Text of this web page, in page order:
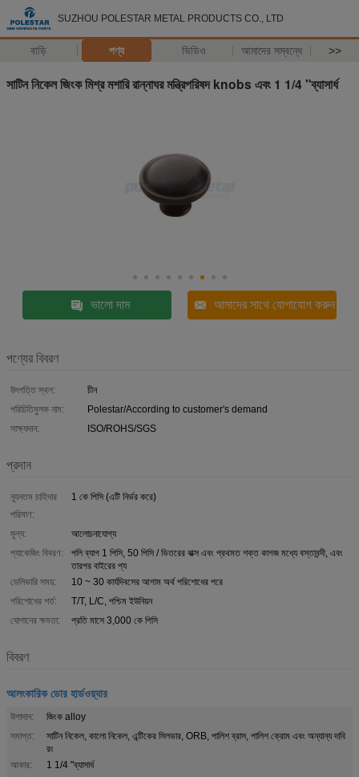
SUZHOU POLESTAR METAL PRODUCTS CO., LTD
বাড়ি পণ্য ভিডিও আমাদের সম্বন্ধে >>
সাটিন নিকেল জিংক মিশ্র মশারি রান্নাঘর মন্ত্রিপরিষদ knobs এবং 1 1/4 "ব্যাসার্ধ
ভালো দাম আমাদের সাথে যোগাযোগ করুন
পণ্যের বিবরণ
উৎপত্তি স্থল:
চীন
পরিচিতিমুলক নাম:
Polestar/According to customer's demand
সাক্ষ্যদান:
ISO/ROHS/SGS
প্রদান
ন্যূনতম চাহিদার
পরিমাণ:
1 কে পিসি (এটি নির্ভর করে)
মূল্য:
আলোচনাযোগ্য
প্যাকেজিং বিবরণ:
পলি ব্যাগ 1 পিসি, 50 পিসি / ভিতরের বাক্স এবং প্রথমত শক্ত কাগজ মধ্যে বস্তাবন্দী, এবং
তারপর বাইরের প্য
ডেলিভারি সময়:
10 ~ 30 কার্যদিবসের আগাম অর্থ পরিশোধের পরে
পরিশোধের শর্ত:
T/T, L/C, পশ্চিম ইউনিয়ন
যোগানের ক্ষমতা:
প্রতি মাসে 3,000 কে পিসি
বিবরণ
আলংকারিক ডোর হার্ডওয়্যার
উপাদান:
জিংক alloy
সমাপ্ত:
সাটিন নিকেল, কালো নিকেল, এন্টিকের সিলভার, ORB, পালিশ ব্রাস, পালিশ ক্রোম এবং অন্যান্য দাবি
রং
আকার:
1 1/4 "ব্যাসার্ধ